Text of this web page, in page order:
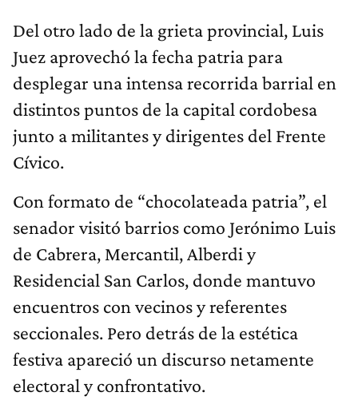
Del otro lado de la grieta provincial, Luis
Juez aprovechó la fecha patria para
desplegar una intensa recorrida barrial en
distintos puntos de la capital cordobesa
junto a militantes y dirigentes del Frente
Cívico.
Con formato de “chocolateada patria”, el
senador visitó barrios como Jerónimo Luis
de Cabrera, Mercantil, Alberdi y
Residencial San Carlos, donde mantuvo
encuentros con vecinos y referentes
seccionales. Pero detrás de la estética
festiva apareció un discurso netamente
electoral y confrontativo.